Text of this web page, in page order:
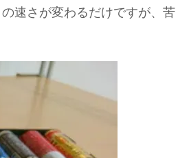
速さが変わるだけですが、苦